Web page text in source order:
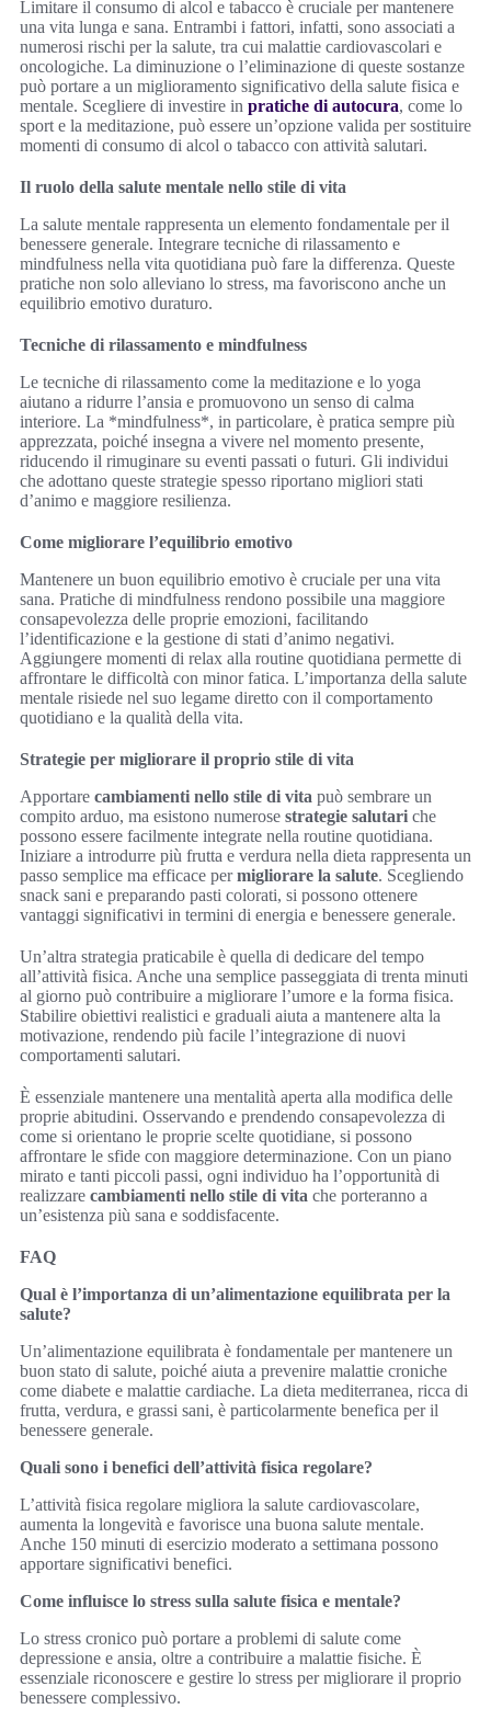
Limitare il consumo di alcol e tabacco è cruciale per mantenere
una vita lunga e sana. Entrambi i fattori, infatti, sono associati a
numerosi rischi per la salute, tra cui malattie cardiovascolari e
oncologiche. La diminuzione o l’eliminazione di queste sostanze
può portare a un miglioramento significativo della salute fisica e
mentale. Scegliere di investire in pratiche di autocura, come lo
sport e la meditazione, può essere un’opzione valida per sostituire
momenti di consumo di alcol o tabacco con attività salutari.
Il ruolo della salute mentale nello stile di vita
La salute mentale rappresenta un elemento fondamentale per il
benessere generale. Integrare tecniche di rilassamento e
mindfulness nella vita quotidiana può fare la differenza. Queste
pratiche non solo alleviano lo stress, ma favoriscono anche un
equilibrio emotivo duraturo.
Tecniche di rilassamento e mindfulness
Le tecniche di rilassamento come la meditazione e lo yoga
aiutano a ridurre l’ansia e promuovono un senso di calma
interiore. La *mindfulness*, in particolare, è pratica sempre più
apprezzata, poiché insegna a vivere nel momento presente,
riducendo il rimuginare su eventi passati o futuri. Gli individui
che adottano queste strategie spesso riportano migliori stati
d’animo e maggiore resilienza.
Come migliorare l’equilibrio emotivo
Mantenere un buon equilibrio emotivo è cruciale per una vita
sana. Pratiche di mindfulness rendono possibile una maggiore
consapevolezza delle proprie emozioni, facilitando
l’identificazione e la gestione di stati d’animo negativi.
Aggiungere momenti di relax alla routine quotidiana permette di
affrontare le difficoltà con minor fatica. L’importanza della salute
mentale risiede nel suo legame diretto con il comportamento
quotidiano e la qualità della vita.
Strategie per migliorare il proprio stile di vita
Apportare cambiamenti nello stile di vita può sembrare un
compito arduo, ma esistono numerose strategie salutari che
possono essere facilmente integrate nella routine quotidiana.
Iniziare a introdurre più frutta e verdura nella dieta rappresenta un
passo semplice ma efficace permigliorare la salute. Scegliendo
snack sani e preparando pasti colorati, si possono ottenere
vantaggi significativi in termini di energia e benessere generale.
Un’altra strategia praticabile è quella di dedicare del tempo
all’attività fisica. Anche una semplice passeggiata di trenta minuti
al giorno può contribuire a migliorare l’umore e la forma fisica.
Stabilire obiettivi realistici e graduali aiuta a mantenere alta la
motivazione, rendendo più facile l’integrazione di nuovi
comportamenti salutari.
È essenziale mantenere una mentalità aperta alla modifica delle
proprie abitudini. Osservando e prendendo consapevolezza di
come si orientano le proprie scelte quotidiane, si possono
affrontare le sfide con maggiore determinazione. Con un piano
mirato e tanti piccoli passi, ogni individuo ha l’opportunità di
realizzare cambiamenti nello stile di vita che porteranno a
un’esistenza più sana e soddisfacente.
FAQ
Qual è l’importanza di un’alimentazione equilibrata per la
salute?
Un’alimentazione equilibrata è fondamentale per mantenere un
buon stato di salute, poiché aiuta a prevenire malattie croniche
come diabete e malattie cardiache. La dieta mediterranea, ricca di
frutta, verdura, e grassi sani, è particolarmente benefica per il
benessere generale.
Quali sono i benefici dell’attività fisica regolare?
L’attività fisica regolare migliora la salute cardiovascolare,
aumenta la longevità e favorisce una buona salute mentale.
Anche 150 minuti di esercizio moderato a settimana possono
apportare significativi benefici.
Come influisce lo stress sulla salute fisica e mentale?
Lo stress cronico può portare a problemi di salute come
depressione e ansia, oltre a contribuire a malattie fisiche. È
essenziale riconoscere e gestire lo stress per migliorare il proprio
benessere complessivo.